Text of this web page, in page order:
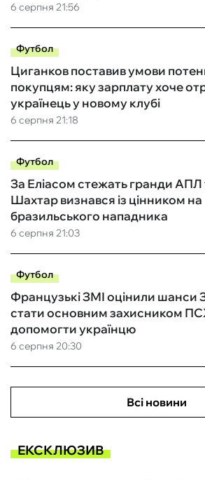
6 серпня 21:56
Футбол
6 серпня 21:18
Циганков поставив умови
покупцям: яку зарплату хоче
українець у новому клубі
Футбол
6 серпня 21:03
За Еліасом стежать гранди АПЛ
Шахтар визнався із цінником на
бразильського нападника
Футбол
6 серпня 20:30
Французькі ЗМІ оцінили шанси
стати основним захисником
допомогти українцю
Всі новини
ЕКСКЛЮЗИВ